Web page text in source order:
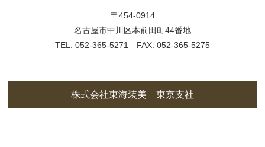
〒454-0914
名古屋市中川区本前田町44番地
TEL: 052-365-5271 FAX: 052-365-5275
株式会社東海装美 東京支社